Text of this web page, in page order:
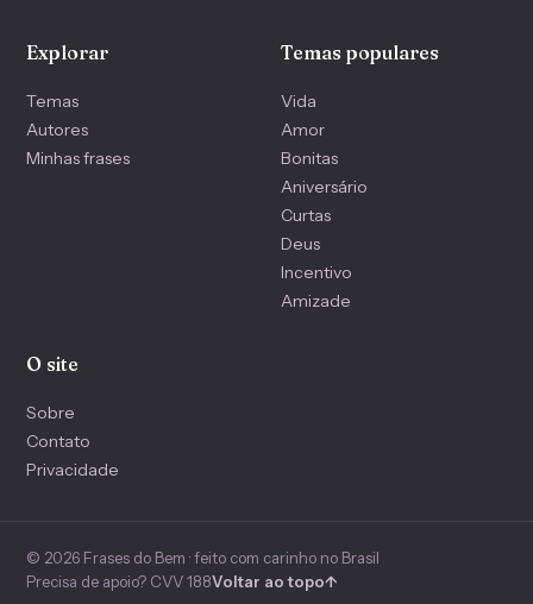
Explorar
Temas
Autores
Minhas frases
Temas populares
Vida
Amor
Bonitas
Aniversário
Curtas
Deus
Incentivo
Amizade
O site
Sobre
Contato
Privacidade
© 2026 Frases do Bem · feito com carinho no Brasil
Precisa de apoio? CVV 188Voltar ao topo↑